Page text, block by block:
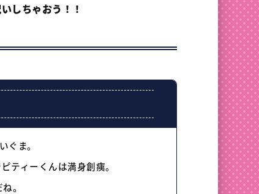
しちゃおう！！
ぐま。
ピティーくんは満身創痍。
。